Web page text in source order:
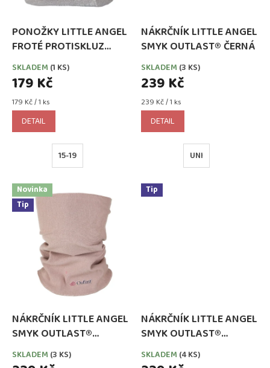
PONOŽKY LITTLE ANGEL
FROTÉ PROTISKLUZ
OUTLAST® TMAVĚ ŠEDÉ
SKLADEM (1 KS)
179 Kč
Měrná
cena:
179 Kč / 1 ks
DETAIL
15-19
NÁKRČNÍK LITTLE ANGEL
SMYK OUTLAST® ČERNÁ
SKLADEM (3 KS)
239 Kč
Měrná
cena:
239 Kč / 1 ks
DETAIL
UNI
Novinka
Tip
NÁKRČNÍK LITTLE ANGEL
SMYK OUTLAST®
OŘÍŠKOVÁ
SKLADEM (3 KS)
Tip
NÁKRČNÍK LITTLE ANGEL
SMYK OUTLAST®
PUDROVÁ
SKLADEM (4 KS)